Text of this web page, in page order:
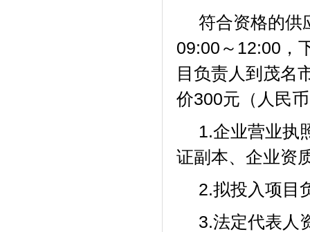
符合资格的供
09:00～12:00，
目负责人到 茂名
价300元（人民
1.企业营业执
证副本、企业资
2.拟投入项目
3.法定代表人